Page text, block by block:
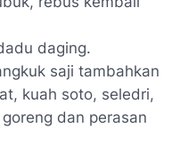
daging.
saji tambahkan
kuah soto, seledri,
dan perasan